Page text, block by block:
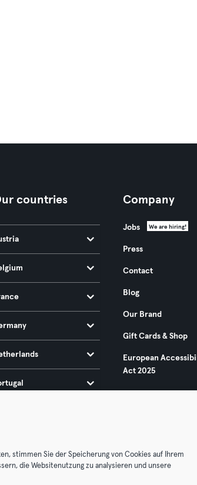
countries Company
Jobs We are hiring!
Press
Contact
Blog
Our Brand
Gift Cards & Shop
European
Act 2025
stimmen Sie der Speicherung von Cookies auf Ihrem
die Websitenutzung zu analysieren und unsere